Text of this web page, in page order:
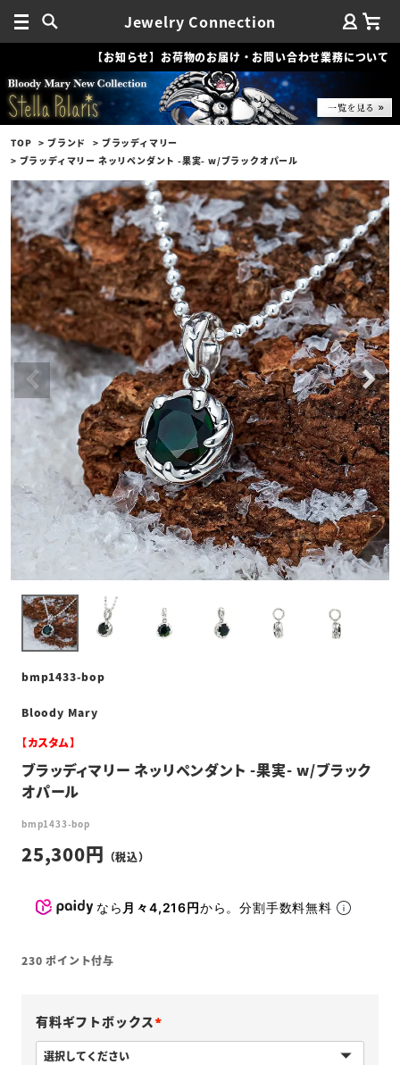
Jewelry Connection
【お知らせ】お荷物のお届け・お問い合わせ業務について
TOP ブランド
ブラッディマリー
ブラッディマリー ネッリペンダント -果実- w/ブラックオパール
bmp1433-bop
Bloody Mary
【カスタム】
ブラッディマリー ネッリペンダント -果実- w/ブラック
オパール
bmp1433-bop
25,300
なら 月々4,216円から。分割手数料無料
230 ポイント付与
有料ギフトボックス